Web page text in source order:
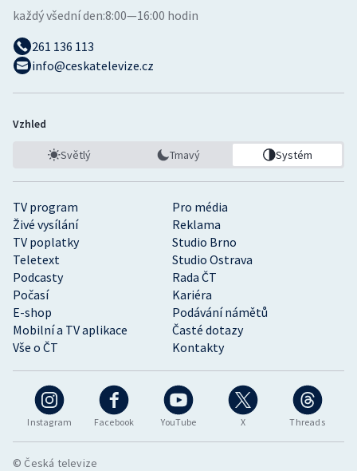
Instagram Facebook YouTube X Threads
TV program
Pro média
Živé vysílání
Reklama
TV poplatky
Studio Brno
Teletext
Studio Ostrava
Podcasty
Rada ČT
Počasí
Kariéra
E-shop
Podávání námětů
Mobilní a TV aplikace
Časté dotazy
Vše o ČT
Kontakty
každý všední den:8:00—16:00 hodin
261 136 113
info@ceskatelevize.cz
Vzhled
Světlý Tmavý Systém
© Česká televize